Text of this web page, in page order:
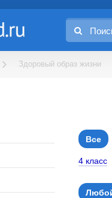
Здоровый образ жизни
Все
4 класс